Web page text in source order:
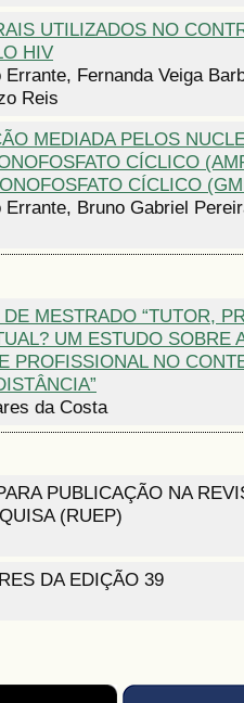
UTILIZADOS NO
HIV
Errante, Fernanda Veiga
Reis
MEDIADA PELOS
CÍCLICO
CÍCLICO
Errante, Bruno Gabriel
MESTRADO “TUTOR,
UM ESTUDO SOBRE
PROFISSIONAL NO
da Costa
PUBLICAÇÃO NA
(RUEP)
DA EDIÇÃO 39